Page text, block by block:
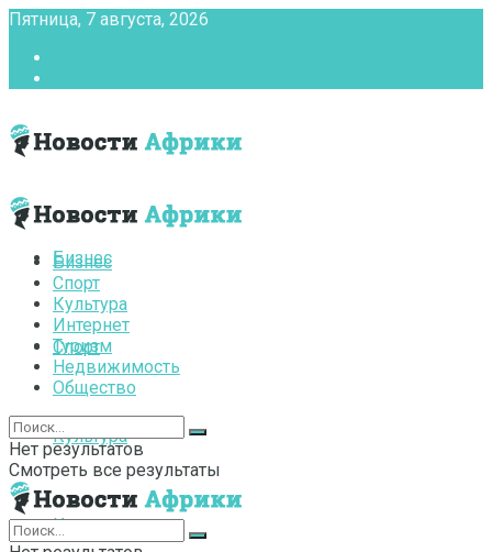
Пятница, 7 августа, 2026
Бизнес
Спорт
Культура
Интернет
Бизнес
Спорт
Культура
Интернет
Туризм
Недвижимость
Общество
Нет результатов
Смотреть все результаты